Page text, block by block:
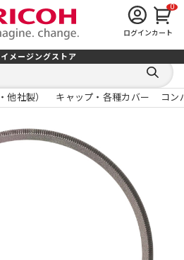
ログイン
0
カート
メージングストア
キ
ー
検
索
る
他社製） キャップ・各種カバー コン